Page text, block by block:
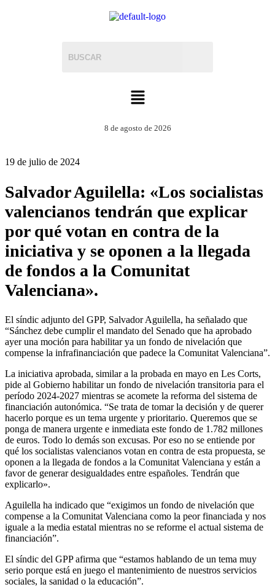
8 de agosto de 2026
19 de julio de 2024
Salvador Aguilella: «Los socialistas
valencianos tendrán que explicar
por qué votan en contra de la
iniciativa y se oponen a la llegada
de fondos a la Comunitat
Valenciana».
El síndic adjunto del GPP, Salvador Aguilella, ha señalado que
“Sánchez debe cumplir el mandato del Senado que ha aprobado
ayer una moción para habilitar ya un fondo de nivelación que
compense la infrafinanciación que padece la Comunitat Valenciana”.
La iniciativa aprobada, similar a la probada en mayo en Les Corts,
pide al Gobierno habilitar un fondo de nivelación transitoria para el
período 2024-2027 mientras se acomete la reforma del sistema de
financiación autonómica. “Se trata de tomar la decisión y de querer
hacerlo porque es un tema urgente y prioritario. Queremos que se
ponga de manera urgente e inmediata este fondo de 1.782 millones
de euros. Todo lo demás son excusas. Por eso no se entiende por
qué los socialistas valencianos votan en contra de esta propuesta, se
oponen a la llegada de fondos a la Comunitat Valenciana y están a
favor de generar desigualdades entre españoles. Tendrán que
explicarlo».
Aguilella ha indicado que “exigimos un fondo de nivelación que
compense a la Comunitat Valenciana como la peor financiada y nos
iguale a la media estatal mientras no se reforme el actual sistema de
financiación”.
El síndic del GPP afirma que “estamos hablando de un tema muy
serio porque está en juego el mantenimiento de nuestros servicios
sociales, la sanidad o la educación”.